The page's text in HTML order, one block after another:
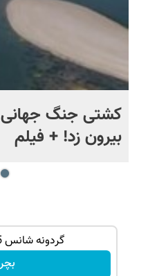
کشتی‌ جنگ جهانی
بیرون زد! + فیلم
گردونه شانس ps5 جایزه میده 🔥